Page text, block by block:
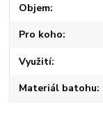
Objem
Pro koho
Využití
Materiál batohu